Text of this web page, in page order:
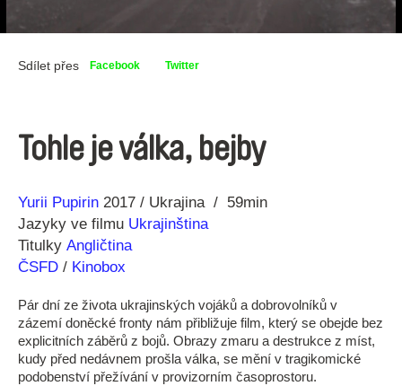
Sdílet přes Facebook Twitter
Tohle je válka, bejby
Režie
Yurii Pupirin
Rok 2017 Ukrajina
59min
Jazyky ve filmu Ukrajinština
Titulky Angličtina
ČSFD / Kinobox
Pár dní ze života ukrajinských vojáků a dobrovolníků v
zázemí doněcké fronty nám přibližuje film, který se obejde bez
explicitních záběrů z bojů. Obrazy zmaru a destrukce z míst,
kudy před nedávnem prošla válka, se mění v tragikomické
podobenství přežívání v provizorním časoprostoru.